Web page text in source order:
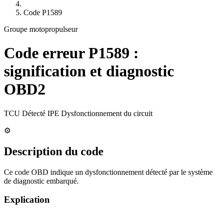
Code P1589
Groupe motopropulseur
Code erreurP1589 :
signification et diagnostic
OBD2
TCU Détecté IPE Dysfonctionnement du circuit
⚙️
Description du code
Ce code OBD indique un dysfonctionnement détecté par le système
de diagnostic embarqué.
Explication